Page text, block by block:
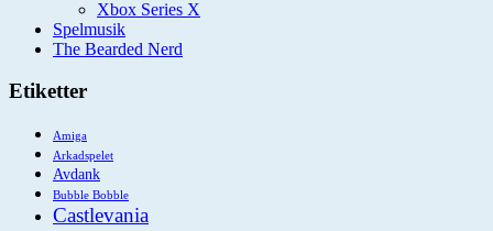
Xbox Series X
Spelmusik
The Bearded Nerd
Etiketter
Amiga
Arkadspelet
Avdank
Bubble Bobble
Castlevania